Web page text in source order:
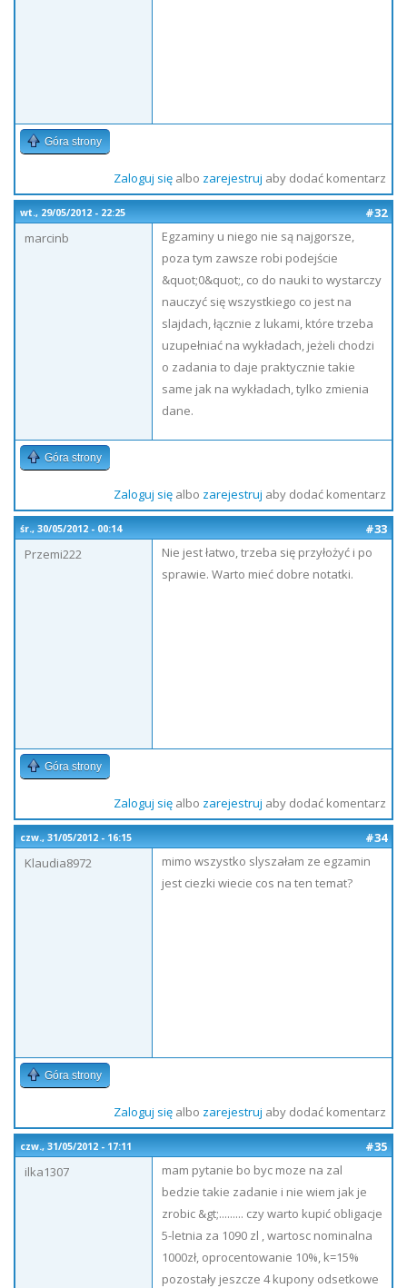
Góra strony
Zaloguj sięalbo zarejestruj aby dodać komentarz
wt., 29/05/2012 - 22:25
#32
marcinb
Egzaminy u niego nie są najgorsze,
poza tym zawsze robi podejście
&quot;0&quot;, co do nauki to wystarczy
nauczyć się wszystkiego co jest na
slajdach, łącznie z lukami, które trzeba
uzupełniać na wykładach, jeżeli chodzi
o zadania to daje praktycznie takie
same jak na wykładach, tylko zmienia
dane.
Góra strony
Zaloguj sięalbo zarejestruj aby dodać komentarz
śr., 30/05/2012 - 00:14
#33
Przemi222
Nie jest łatwo, trzeba się przyłożyć i po
sprawie. Warto mieć dobre notatki.
Góra strony
Zaloguj sięalbo zarejestruj aby dodać komentarz
czw., 31/05/2012 - 16:15
#34
Klaudia8972
mimo wszystko slyszałam ze egzamin
jest ciezki wiecie cos na ten temat?
Góra strony
Zaloguj sięalbo zarejestruj aby dodać komentarz
czw., 31/05/2012 - 17:11
#35
ilka1307
mam pytanie bo byc moze na zal
bedzie takie zadanie i nie wiem jak je
zrobic &gt;......... czy warto kupić obligacje
5-letnia za 1090 zl , wartosc nominalna
1000zł, oprocentowanie 10%, k=15%
pozostały jeszcze 4 kupony odsetkowe